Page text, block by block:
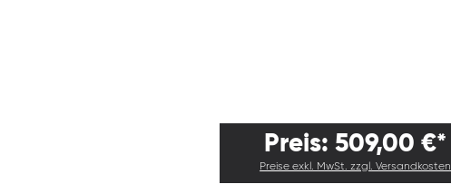
Preis: 509,00 €*
Preise exkl. MwSt. zzgl. Versandkosten